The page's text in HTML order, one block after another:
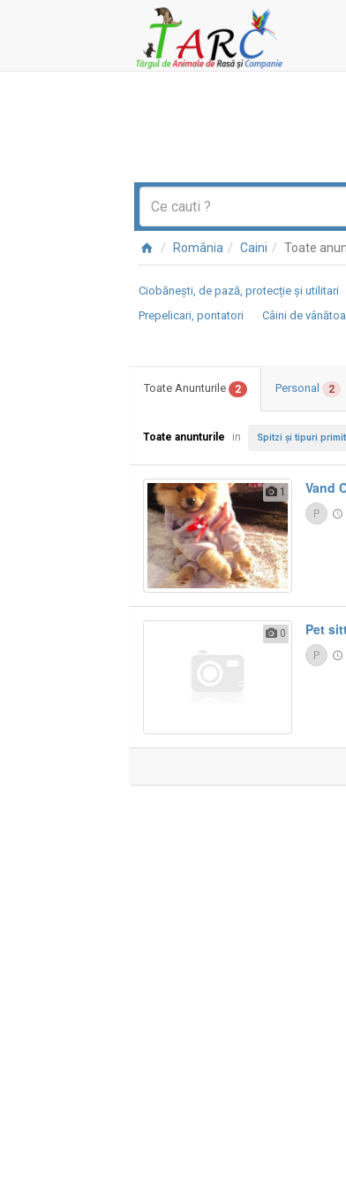
România Caini Toate
Ciobănești, de pază, protecție și utilitari
Prepelicari, pontatori
Câini de
Toate Anunturile 2 Personal 2
Toate anunturile in Spitzi și tipuri
1 Vand
P
0 Pet
P